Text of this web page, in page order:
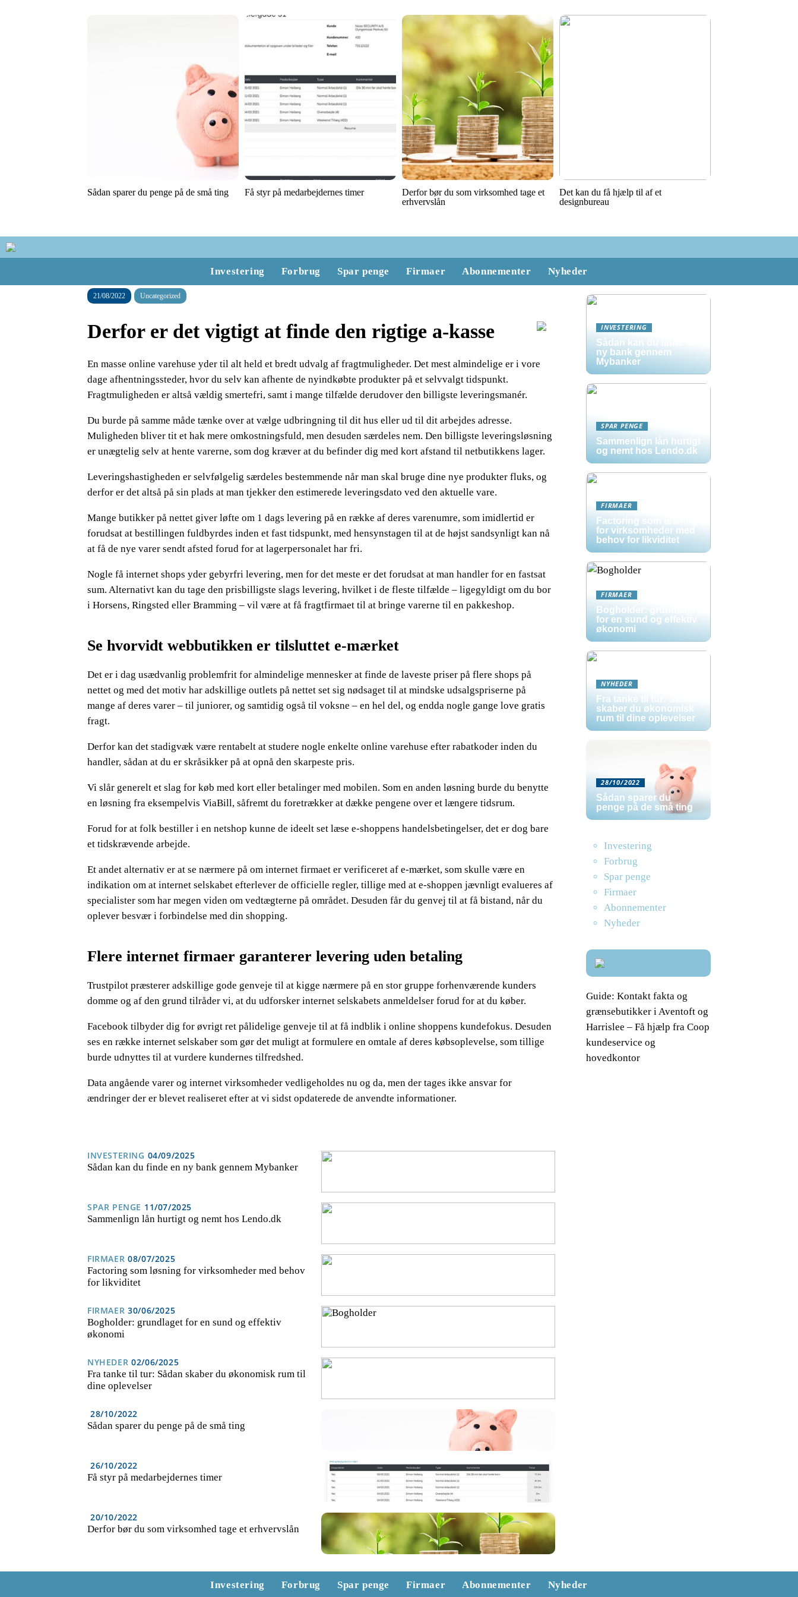
Sådan sparer du penge på de små ting Få styr på medarbejdernes timer
Derfor bør du som virksomhed tage et
erhvervslån
Det kan du få hjælp til af et
designbureau
Investering Forbrug Spar penge Firmaer Abonnementer Nyheder
21/08/2022 Uncategorized
Derfor er det vigtigt at finde den rigtige a-kasse
En masse online varehuse yder til alt held et bredt udvalg af fragtmuligheder. Det mest almindelige er i vore
dage afhentningssteder, hvor du selv kan afhente de nyindkøbte produkter på et selvvalgt tidspunkt.
Fragtmuligheden er altså vældig smertefri, samt i mange tilfælde derudover den billigste leveringsmanér.
Du burde på samme måde tænke over at vælge udbringning til dit hus eller ud til dit arbejdes adresse.
Muligheden bliver tit et hak mere omkostningsfuld, men desuden særdeles nem. Den billigste leveringsløsning
er unægtelig selv at hente varerne, som dog kræver at du befinder dig med kort afstand til netbutikkens lager.
Leveringshastigheden er selvfølgelig særdeles bestemmende når man skal bruge dine nye produkter fluks, og
derfor er det altså på sin plads at man tjekker den estimerede leveringsdato ved den aktuelle vare.
Mange butikker på nettet giver løfte om 1 dags levering på en række af deres varenumre, som imidlertid er
forudsat at bestillingen fuldbyrdes inden et fast tidspunkt, med hensynstagen til at de højst sandsynligt kan nå
at få de nye varer sendt afsted forud for at lagerpersonalet har fri.
Nogle få internet shops yder gebyrfri levering, men for det meste er det forudsat at man handler for en fastsat
sum. Alternativt kan du tage den prisbilligste slags levering, hvilket i de fleste tilfælde – ligegyldigt om du bor
i Horsens, Ringsted eller Bramming – vil være at få fragtfirmaet til at bringe varerne til en pakkeshop.
Se hvorvidt webbutikken er tilsluttet e-mærket
Det er i dag usædvanlig problemfrit for almindelige mennesker at finde de laveste priser på flere shops på
nettet og med det motiv har adskillige outlets på nettet set sig nødsaget til at mindske udsalgspriserne på
mange af deres varer – til juniorer, og samtidig også til voksne – en hel del, og endda nogle gange love gratis
fragt.
Derfor kan det stadigvæk være rentabelt at studere nogle enkelte online varehuse efter rabatkoder inden du
handler, sådan at du er skråsikker på at opnå den skarpeste pris.
Vi slår generelt et slag for køb med kort eller betalinger med mobilen. Som en anden løsning burde du benytte
en løsning fra eksempelvis ViaBill, såfremt du foretrækker at dække pengene over et længere tidsrum.
Forud for at folk bestiller i en netshop kunne de ideelt set læse e-shoppens handelsbetingelser, det er dog bare
et tidskrævende arbejde.
Et andet alternativ er at se nærmere på om internet firmaet er verificeret af e-mærket, som skulle være en
indikation om at internet selskabet efterlever de officielle regler, tillige med at e-shoppen jævnligt evalueres af
specialister som har megen viden om vedtægterne på området. Desuden får du genvej til at få bistand, når du
oplever besvær i forbindelse med din shopping.
Flere internet firmaer garanterer levering uden betaling
Trustpilot præsterer adskillige gode genveje til at kigge nærmere på en stor gruppe forhenværende kunders
domme og af den grund tilråder vi, at du udforsker internet selskabets anmeldelser forud for at du køber.
Facebook tilbyder dig for øvrigt ret pålidelige genveje til at få indblik i online shoppens kundefokus. Desuden
ses en række internet selskaber som gør det muligt at formulere en omtale af deres købsoplevelse, som tillige
burde udnyttes til at vurdere kundernes tilfredshed.
Data angående varer og internet virksomheder vedligeholdes nu og da, men der tages ikke ansvar for
ændringer der er blevet realiseret efter at vi sidst opdaterede de anvendte informationer.
INVESTERING 04/09/2025
Sådan kan du finde en ny bank gennem Mybanker
SPAR PENGE 11/07/2025
Sammenlign lån hurtigt og nemt hos Lendo.dk
FIRMAER 08/07/2025
Factoring som løsning for virksomheder med behov
for likviditet
FIRMAER 30/06/2025
Bogholder: grundlaget for en sund og effektiv
økonomi
NYHEDER 02/06/2025
Fra tanke til tur: Sådan skaber du økonomisk rum til
dine oplevelser
28/10/2022
Sådan sparer du penge på de små ting
26/10/2022
Få styr på medarbejdernes timer
20/10/2022
Derfor bør du som virksomhed tage et erhvervslån
INVESTERING
Sådan kan du finde en
ny bank gennem
Mybanker
SPAR PENGE
Sammenlign lån hurtigt
og nemt hos Lendo.dk
FIRMAER
Factoring som løsning
for virksomheder med
behov for likviditet
FIRMAER
Bogholder: grundlaget
for en sund og effektiv
økonomi
NYHEDER
Fra tanke til tur: Sådan
skaber du økonomisk
rum til dine oplevelser
28/10/2022
Sådan sparer du
penge på de små ting
Investering
Forbrug
Spar penge
Firmaer
Abonnementer
Nyheder
Guide: Kontakt fakta og
grænsebutikker i Aventoft og
Harrislee – Få hjælp fra Coop
kundeservice og
hovedkontor
Investering Forbrug Spar penge Firmaer Abonnementer Nyheder